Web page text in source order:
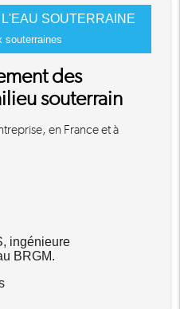
SOUTERRAINE
souterraines
des
souterrain
en France et à
ingénieure
BRGM.